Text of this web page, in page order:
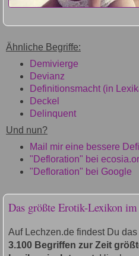
Ähnliche Begriffe:
Demivierge
Devianz
Definitionsmacht (in
Deckel
Delinquent
Und nun?
Mail mir eine bessere
"Defloration" bei
"Defloration" bei Google
Das größte Erotik-Lexikon
Auf Lechzen.de findest Du das
3.100 Begriffen zur Zeit